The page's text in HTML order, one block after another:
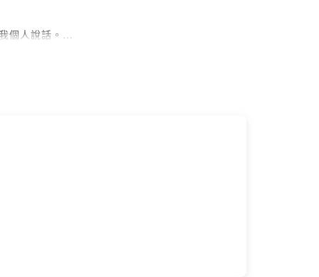
個人說話。
懷與代禱。